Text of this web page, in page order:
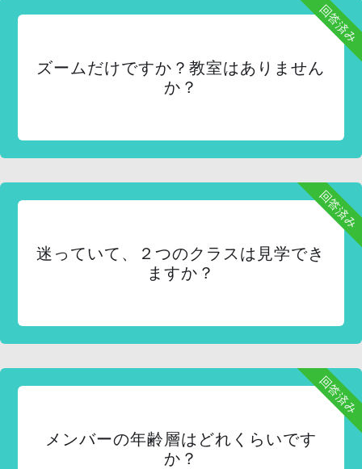
回答済み
ズームだけですか？教室はありません
か？
回答済み
迷っていて、２つのクラスは見学でき
ますか？
回答済み
メンバーの年齢層はどれくらいです
か？